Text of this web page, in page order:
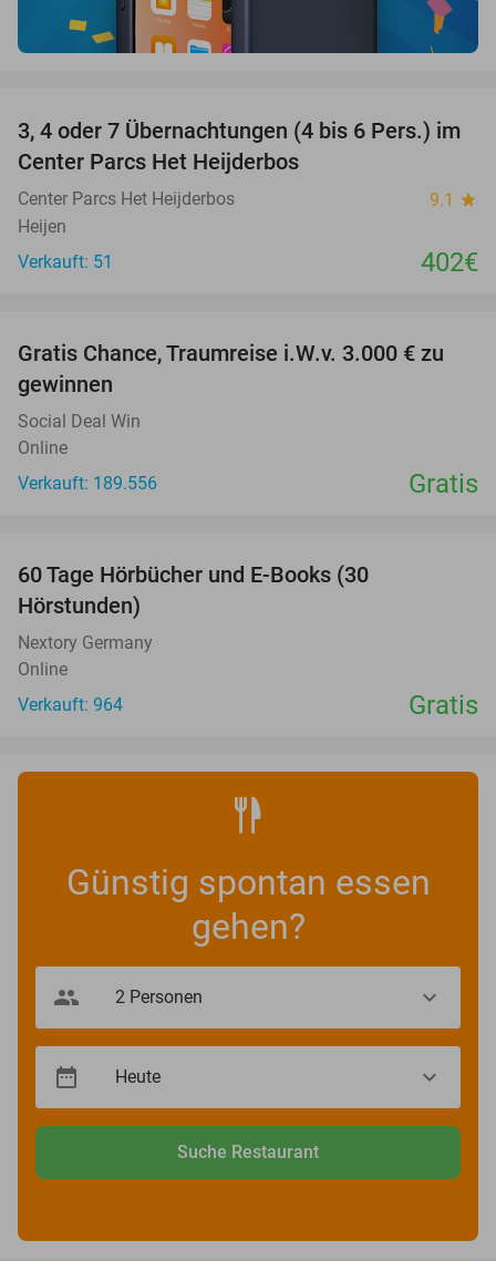
3, 4 oder 7 Übernachtungen (4 bis 6 Pers.) im
Center Parcs Het Heijderbos
Center Parcs Het Heijderbos 9.1 star
Heijen
Verkauft: 51
402€
Gratis Chance, Traumreise i.W.v. 3.000 € zu
gewinnen
Social Deal Win
Online
Verkauft: 189.556
Gratis
60 Tage Hörbücher und E-Books (30
Hörstunden)
Nextory Germany
Online
Verkauft: 964
Gratis
Günstig spontan essen
gehen?
Suche Restaurant